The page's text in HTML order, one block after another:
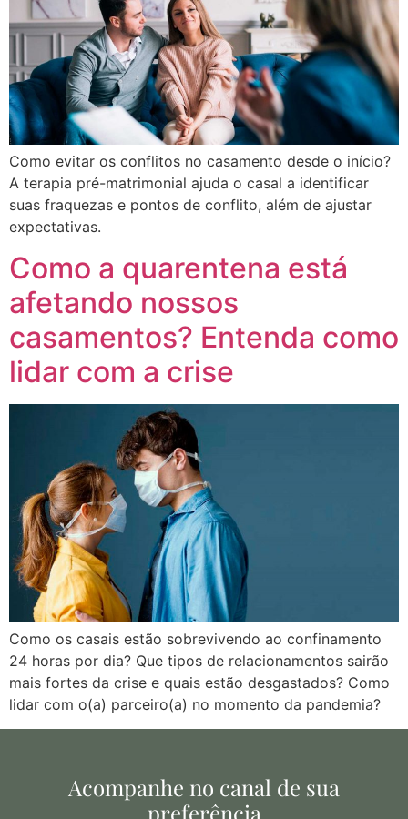
Como evitar os conflitos no casamento desde o início?
A terapia pré-matrimonial ajuda o casal a identificar
suas fraquezas e pontos de conflito, além de ajustar
expectativas.
Como a quarentena está
afetando nossos
casamentos? Entenda como
lidar com a crise
Como os casais estão sobrevivendo ao confinamento
24 horas por dia? Que tipos de relacionamentos sairão
mais fortes da crise e quais estão desgastados? Como
lidar com o(a) parceiro(a) no momento da pandemia?
Acompanhe no canal de sua
preferência